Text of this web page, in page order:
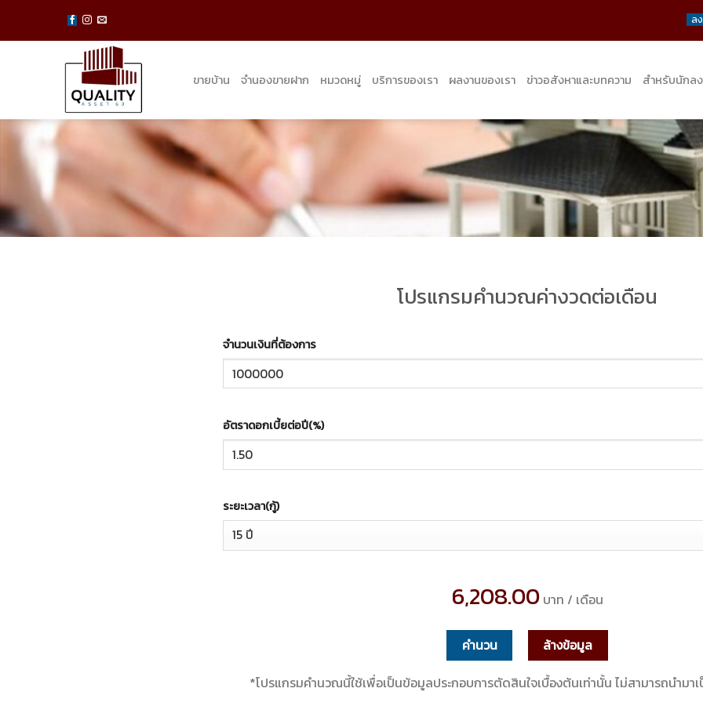
ล
ขายบ้าน จำนองขายฝาก หมวดหมู่ บริการของเรา ผลงานของเรา ข่าวอสังหาและบทความ สำหรับนักล
โปรแกรมคำนวณค่างวดต่อเดือน
จำนวนเงินที่ต้องการ
อัตราดอกเบี้ยต่อปี(%)
ระยะเวลา(กู้)
6,208.00 บาท / เดือน
คำนวน ล้างข้อมูล
*โปรแกรมคำนวณนี้ใช้เพื่อเป็นข้อมูลประกอบการตัดสินใจเบื้องต้นเท่านั้น ไม่สามารถนำมา